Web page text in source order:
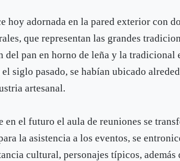
hoy adornada en la pared exterior con
que representan las grandes
del pan en horno de leña y la tradicional
siglo pasado, se habían ubicado
artesanal.
en el futuro el aula de reuniones se
la asistencia a los eventos, se
cultural, personajes típicos, además